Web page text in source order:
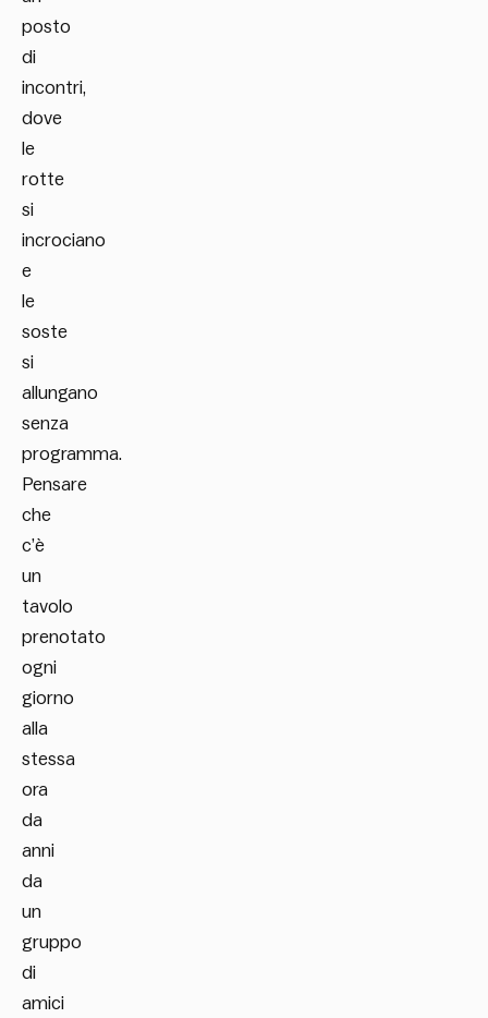
posto
di
incontri,
dove
le
rotte
si
incrociano
e
le
soste
si
allungano
senza
programma.
Pensare
che
c’è
un
tavolo
prenotato
ogni
giorno
alla
stessa
ora
da
anni
da
un
gruppo
di
amici